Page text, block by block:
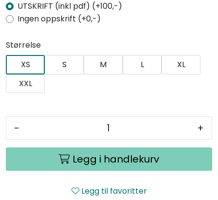
UTSKRIFT (inkl pdf) (+100,-)
Ingen oppskrift (+0,-)
Størrelse
XS
S M L
XL
XXL
- +
Legg i handlekurv
Legg til favoritter